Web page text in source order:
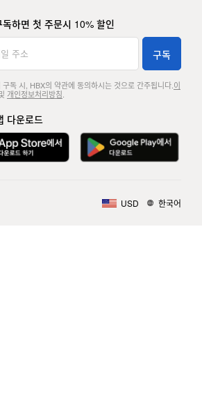
독하면 첫 주문시 10% 할인
구독
구독 시, HBX의 약관에 동의하시는 것으로 간주됩니다. 이
개인정보처리방침
다운로드
USD 한국어